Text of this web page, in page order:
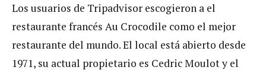
Los usuarios de Tripadvisor escogieron a el
restaurante francés Au Crocodile como el mejor
restaurante del mundo. El local está abierto desde
1971, su actual propietario es Cedric Moulot y el